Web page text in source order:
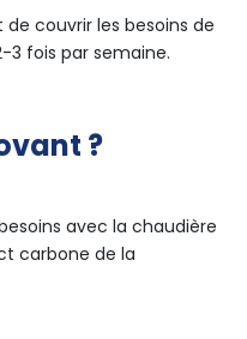
couvrir les besoins de
3 fois par semaine.
?
avec la chaudière
carbone de la